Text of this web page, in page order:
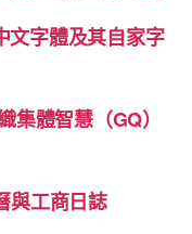
文字體及其自家字
集體智慧（GQ）
與工商日誌